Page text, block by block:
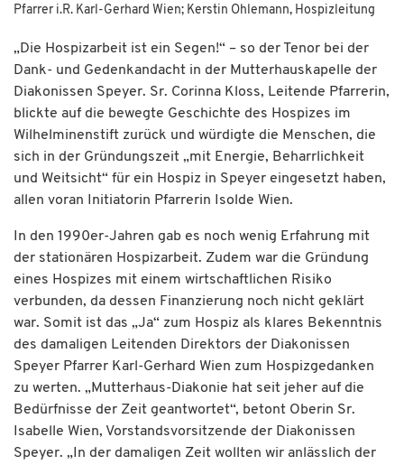
Pfarrer i.R. Karl-Gerhard Wien; Kerstin Ohlemann, Hospizleitung
„Die Hospizarbeit ist ein Segen!“ – so der Tenor bei der
Dank- und Gedenkandacht in der Mutterhauskapelle der
Diakonissen Speyer. Sr. Corinna Kloss, Leitende Pfarrerin,
blickte auf die bewegte Geschichte des Hospizes im
Wilhelminenstift zurück und würdigte die Menschen, die
sich in der Gründungszeit „mit Energie, Beharrlichkeit
und Weitsicht“ für ein Hospiz in Speyer eingesetzt haben,
allen voran Initiatorin Pfarrerin Isolde Wien.
In den 1990er-Jahren gab es noch wenig Erfahrung mit
der stationären Hospizarbeit. Zudem war die Gründung
eines Hospizes mit einem wirtschaftlichen Risiko
verbunden, da dessen Finanzierung noch nicht geklärt
war. Somit ist das „Ja“ zum Hospiz als klares Bekenntnis
des damaligen Leitenden Direktors der Diakonissen
Speyer Pfarrer Karl-Gerhard Wien zum Hospizgedanken
zu werten. „Mutterhaus-Diakonie hat seit jeher auf die
Bedürfnisse der Zeit geantwortet“, betont Oberin Sr.
Isabelle Wien, Vorstandsvorsitzende der Diakonissen
Speyer. „In der damaligen Zeit wollten wir anlässlich der